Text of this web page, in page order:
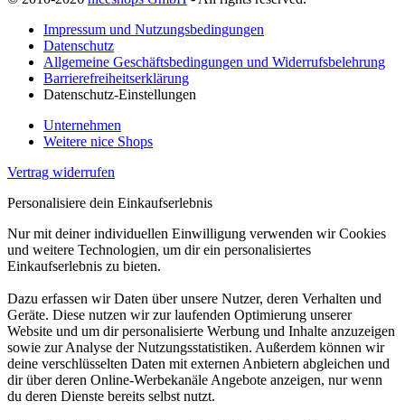
Impressum und Nutzungsbedingungen
Datenschutz
Allgemeine Geschäftsbedingungen und Widerrufsbelehrung
Barrierefreiheitserklärung
Datenschutz-Einstellungen
Unternehmen
Weitere nice Shops
Vertrag widerrufen
Personalisiere dein Einkaufserlebnis
Nur mit deiner individuellen Einwilligung verwenden wir Cookies
und weitere Technologien, um dir ein personalisiertes
Einkaufserlebnis zu bieten.
Dazu erfassen wir Daten über unsere Nutzer, deren Verhalten und
Geräte. Diese nutzen wir zur laufenden Optimierung unserer
Website und um dir personalisierte Werbung und Inhalte anzuzeigen
sowie zur Analyse der Nutzungsstatistiken. Außerdem können wir
deine verschlüsselten Daten mit externen Anbietern abgleichen und
dir über deren Online-Werbekanäle Angebote anzeigen, nur wenn
du deren Dienste bereits selbst nutzt.